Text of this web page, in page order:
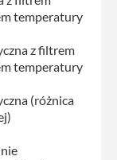
temperatury
z filtrem
temperatury
(różnica